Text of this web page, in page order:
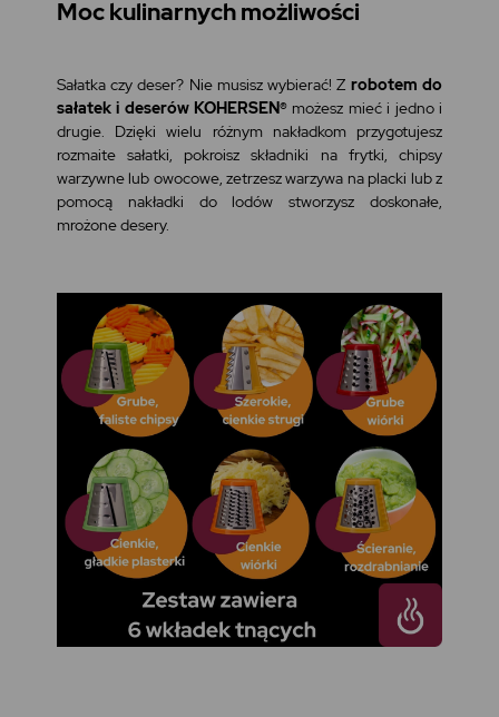
Moc kulinarnych możliwości
Sałatka czy deser? Nie musisz wybierać! Z robotem do
sałatek i deserów KOHERSEN® możesz mieć i jedno i
drugie. Dzięki wielu różnym nakładkom przygotujesz
rozmaite sałatki, pokroisz składniki na frytki, chipsy
warzywne lub owocowe, zetrzesz warzywa na placki lub z
pomocą nakładki do lodów stworzysz doskonałe,
mrożone desery.